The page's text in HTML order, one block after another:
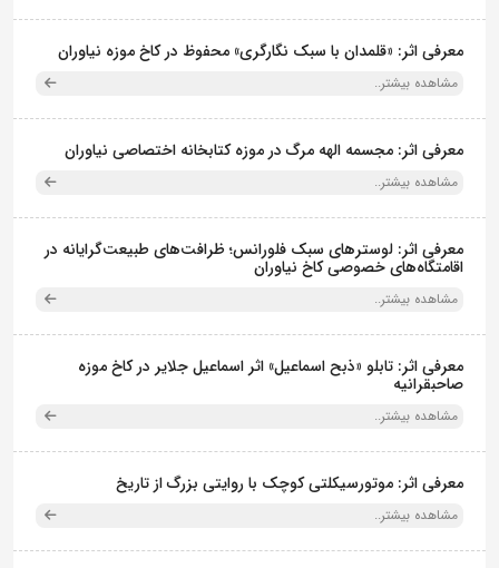
معرفی اثر: «قلمدان با سبک نگارگری» محفوظ در کاخ موزه نیاوران
مشاهده بیشتر..
معرفی اثر: مجسمه الهه مرگ در موزه کتابخانه اختصاصی نیاوران
مشاهده بیشتر..
معرفی اثر: لوسترهای سبک فلورانس؛ ظرافت‌های طبیعت‌گرایانه در
اقامتگاه‌های خصوصی کاخ نیاوران
مشاهده بیشتر..
معرفی اثر: تابلو «ذبح اسماعیل» اثر اسماعیل جلایر در کاخ موزه
صاحبقرانیه
مشاهده بیشتر..
معرفی اثر: موتورسیکلتی کوچک با روایتی بزرگ از تاریخ
مشاهده بیشتر..